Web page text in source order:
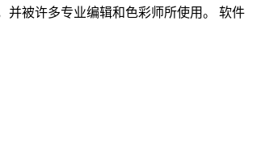
并被许多专业编辑和色彩师所使用。 软件